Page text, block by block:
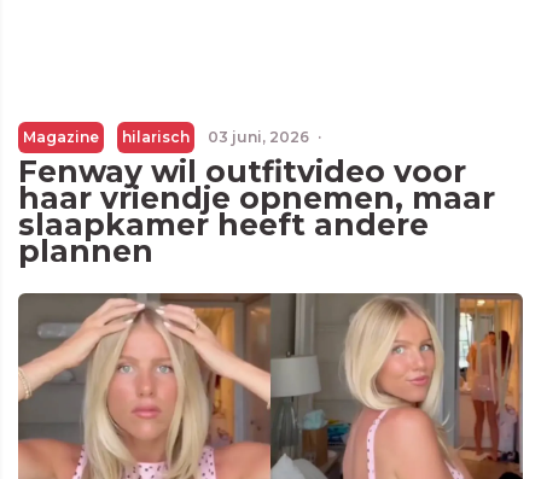
Magazine hilarisch 03 juni, 2026 ·
Fenway wil outfitvideo voor
haar vriendje opnemen, maar
slaapkamer heeft andere
plannen